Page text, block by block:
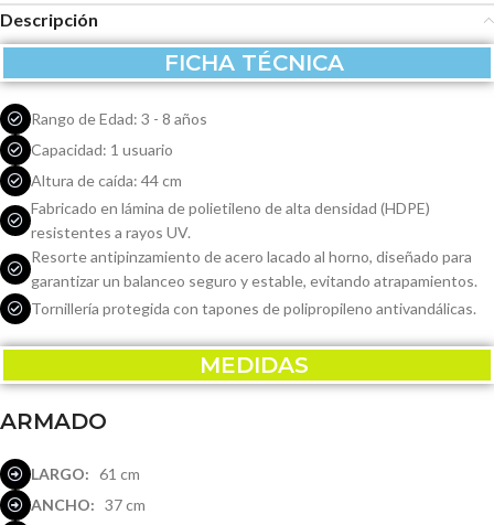
Descripción
FICHA TÉCNICA
Rango de Edad: 3 - 8 años
Capacidad: 1 usuario
Altura de caída: 44 cm
Fabricado en lámina de polietileno de alta densidad (HDPE)
resistentes a rayos UV.
Resorte antipinzamiento de acero lacado al horno, diseñado para
garantizar un balanceo seguro y estable, evitando atrapamientos.
Tornillería protegida con tapones de polipropileno antivandálicas.
MEDIDAS
ARMADO
LARGO: 61 cm
ANCHO: 37 cm